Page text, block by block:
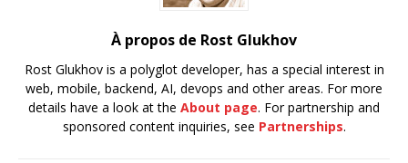
À propos de Rost Glukhov
Rost Glukhov is a polyglot developer, has a special interest in
web, mobile, backend, AI, devops and other areas. For more
details have a look at the About page. For partnership and
sponsored content inquiries, see Partnerships.